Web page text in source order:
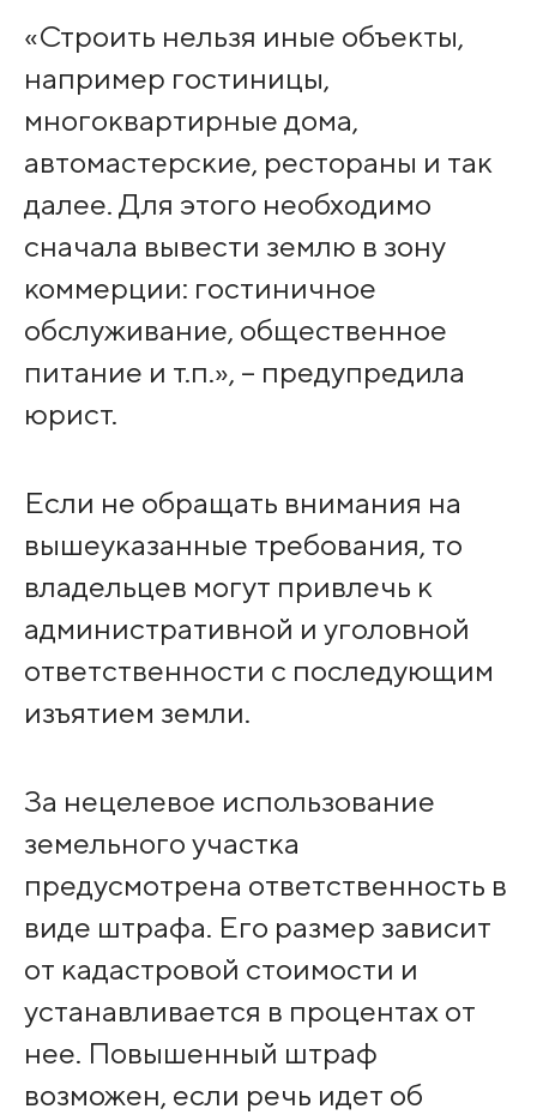
«Строить нельзя иные объекты,
например гостиницы,
многоквартирные дома,
автомастерские, рестораны и так
далее. Для этого необходимо
сначала вывести землю в зону
коммерции: гостиничное
обслуживание, общественное
питание и т.п.», – предупредила
юрист.
Если не обращать внимания на
вышеуказанные требования, то
владельцев могут привлечь к
административной и уголовной
ответственности с последующим
изъятием земли.
За нецелевое использование
земельного участка
предусмотрена ответственность в
виде штрафа. Его размер зависит
от кадастровой стоимости и
устанавливается в процентах от
нее. Повышенный штраф
возможен, если речь идет об